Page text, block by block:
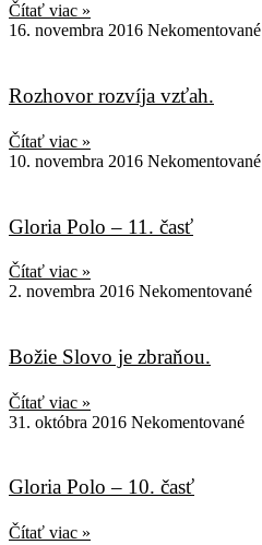
Čítať viac »
16. novembra 2016 Nekomentované
Rozhovor rozvíja vzťah.
Čítať viac »
10. novembra 2016 Nekomentované
Gloria Polo – 11. časť
Čítať viac »
2. novembra 2016 Nekomentované
Božie Slovo je zbraňou.
Čítať viac »
31. októbra 2016 Nekomentované
Gloria Polo – 10. časť
Čítať viac »